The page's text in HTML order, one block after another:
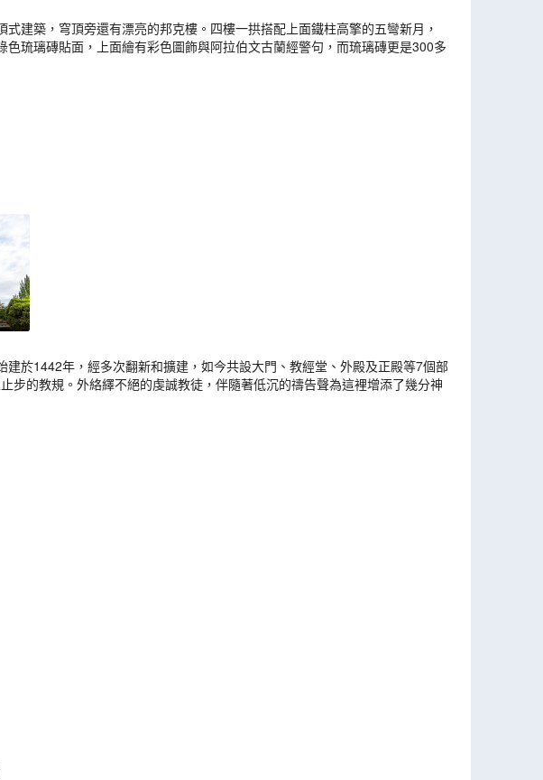
建築，穹頂旁還有漂亮的邦克樓。四樓一拱搭配上面鐵柱高擎的五彎新月，
琉璃磚貼面，上面繪有彩色圖飾與阿拉伯文古蘭經警句，而琉璃磚更是300多
於1442年，經多次翻新和擴建，如今共設大門、教經堂、外殿及正殿等7個部
步的教規。外絡繹不絕的虔誠教徒，伴隨著低沉的禱告聲為這裡增添了幾分神